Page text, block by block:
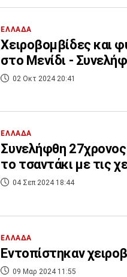
ΕΛΛΑΔΑ
Χειροβομβίδες και
στο Μενίδι -
02 Οκτ 2024 20:41
ΕΛΛΑΔΑ
Συνελήφθη
το τσαντάκι με τις
04 Σεπ 2024 18:44
ΕΛΛΑΔΑ
Eντοπίστηκαν
09 Μαρ 2024 11:55